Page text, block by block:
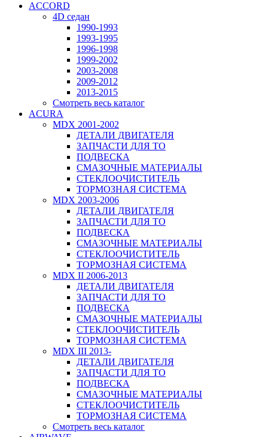
ACCORD
4D седан
1990-1993
1993-1995
1996-1998
1999-2002
2003-2008
2009-2012
2013-2015
Смотреть весь каталог
ACURA
MDX 2001-2002
ДЕТАЛИ ДВИГАТЕЛЯ
ЗАПЧАСТИ ДЛЯ ТО
ПОДВЕСКА
СМАЗОЧНЫЕ МАТЕРИАЛЫ
СТЕКЛООЧИСТИТЕЛЬ
ТОРМОЗНАЯ СИСТЕМА
MDX 2003-2006
ДЕТАЛИ ДВИГАТЕЛЯ
ЗАПЧАСТИ ДЛЯ ТО
ПОДВЕСКА
СМАЗОЧНЫЕ МАТЕРИАЛЫ
СТЕКЛООЧИСТИТЕЛЬ
ТОРМОЗНАЯ СИСТЕМА
MDX II 2006-2013
ДЕТАЛИ ДВИГАТЕЛЯ
ЗАПЧАСТИ ДЛЯ ТО
ПОДВЕСКА
СМАЗОЧНЫЕ МАТЕРИАЛЫ
СТЕКЛООЧИСТИТЕЛЬ
ТОРМОЗНАЯ СИСТЕМА
MDX III 2013-
ДЕТАЛИ ДВИГАТЕЛЯ
ЗАПЧАСТИ ДЛЯ ТО
ПОДВЕСКА
СМАЗОЧНЫЕ МАТЕРИАЛЫ
СТЕКЛООЧИСТИТЕЛЬ
ТОРМОЗНАЯ СИСТЕМА
Смотреть весь каталог